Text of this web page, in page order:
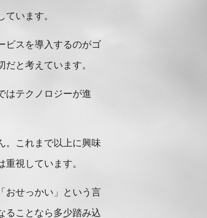
います。
ビスを導入するのがゴ
と考えています。
はテクノロジーが進
。これまで以上に興味
視しています。
おせっかい」という言
ることなら多少踏み込